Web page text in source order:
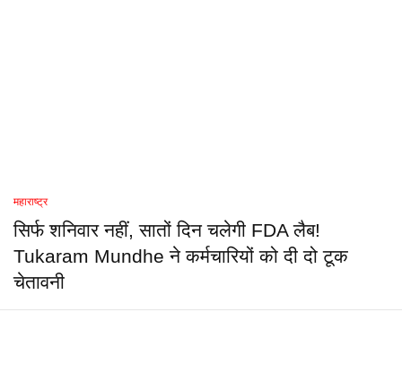
महाराष्ट्र
सिर्फ शनिवार नहीं, सातों दिन चलेगी FDA लैब!
Tukaram Mundhe ने कर्मचारियों को दी दो टूक
चेतावनी